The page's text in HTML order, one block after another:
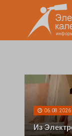
06.08.2026
Из